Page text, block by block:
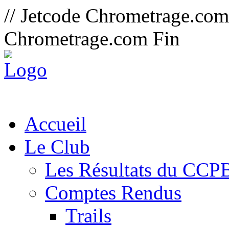
// Jetcode
Chrometrage.com Fin
Accueil
Le Club
Les Résultats du
Comptes Rendus
Trails